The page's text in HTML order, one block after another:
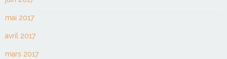
mai 2017
avril 2017
mars 2017